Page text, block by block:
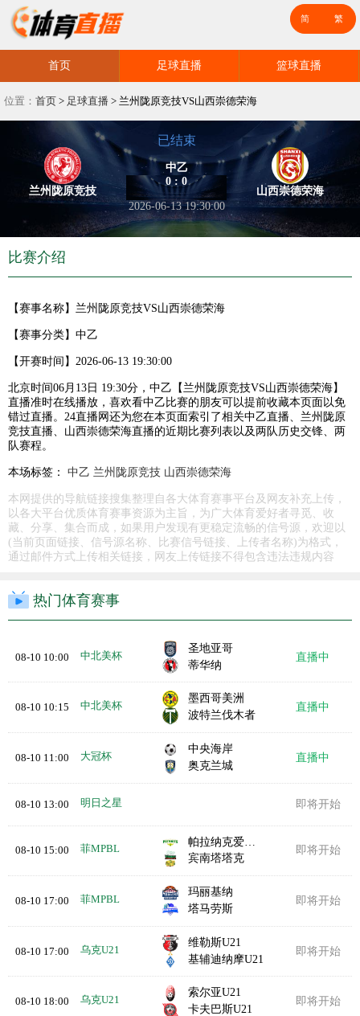
首页 足球直播 篮球直播
位置： 首页 > 足球直播 > 兰州陇原竞技VS山西崇德荣海
兰州陇原竞技
已结束
中乙
0 : 0
2026-06-13 19:30:00
山西崇德荣海
比赛介绍
【赛事名称】 兰州陇原竞技VS山西崇德荣海
【赛事分类】 中乙
【开赛时间】 2026-06-13 19:30:00
北京时间06月13日 19:30分，中乙【兰州陇原竞技VS山西崇德荣海】
直播准时在线播放，喜欢看中乙比赛的朋友可以提前收藏本页面以免
错过直播。24直播网还为您在本页面索引了相关中乙直播、兰州陇原
竞技直播、山西崇德荣海直播的近期比赛列表以及两队历史交锋、两
队赛程。
本场标签： 中乙 兰州陇原竞技 山西崇德荣海
本网提供的导航链接搜集整理自各大体育赛事平台及网友补充上传，
以各大平台优质体育赛事资源为主旨，为广大体育爱好者寻觅、收
藏、分享、集合而成，如果用户发现有更稳定流畅的信号源，欢迎以
(当前页面链接、信号源名称、比赛信号链接、上传者名称)为格式，
通过邮件方式上传相关链接，网友上传链接不得包含违法违规内容
热门体育赛事
08-10 10:00 中北美杯
圣地亚哥
蒂华纳
直播中
08-10 10:15 中北美杯
墨西哥美洲
波特兰伐木者
直播中
08-10 11:00 大冠杯
中央海岸
奥克兰城
直播中
08-10 13:00 明日之星 即将开始
08-10 15:00 菲MPBL
帕拉纳克爱国者队
宾南塔塔克
即将开始
08-10 17:00 菲MPBL
玛丽基纳
塔马劳斯
即将开始
08-10 17:00 乌克U21
维勒斯U21
基辅迪纳摩U21
即将开始
08-10 18:00 乌克U21
索尔亚U21
卡夫巴斯U21
即将开始